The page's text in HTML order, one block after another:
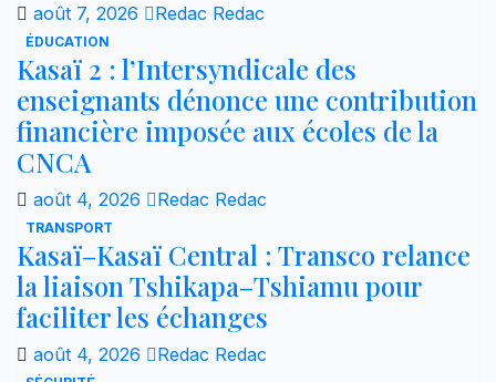
août 7, 2026 Redac Redac
ÉDUCATION
Kasaï 2 : l’Intersyndicale des
enseignants dénonce une contribution
financière imposée aux écoles de la
CNCA
août 4, 2026 Redac Redac
TRANSPORT
Kasaï–Kasaï Central : Transco relance
la liaison Tshikapa–Tshiamu pour
faciliter les échanges
août 4, 2026 Redac Redac